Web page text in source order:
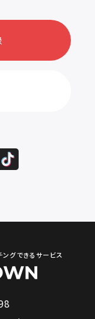
グできるサービス